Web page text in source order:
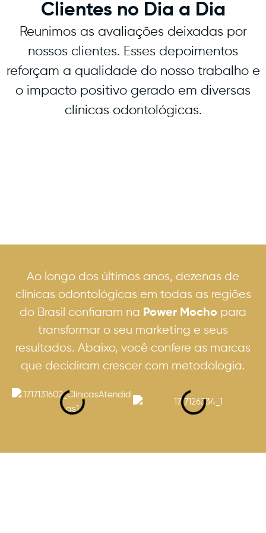
Clientes no Dia a Dia
Reunimos as avaliações deixadas por
nossos clientes. Esses depoimentos
reforçam a qualidade do nosso trabalho e
o impacto positivo gerado em diversas
clínicas odontológicas.
Ao longo dos últimos anos, dezenas de
clínicas odontológicas em todas as regiões
do Brasil confiaram na Power Mocho para
transformar o seu marketing e seus
resultados. Abaixo, você confere as marcas
que decidiram crescer com metodologia.